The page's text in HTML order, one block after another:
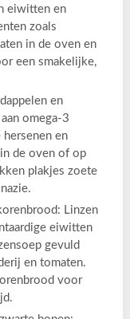
eiwitten en
zoals
in de oven en
een smakelijke,
en
omega-3
en
de oven of op
plakjes zoete
Linzen
eiwitten
gevuld
en tomaten.
voor